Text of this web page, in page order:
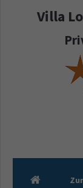
Villa